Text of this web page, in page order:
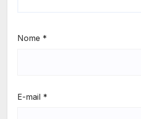
Nome *
E-mail *